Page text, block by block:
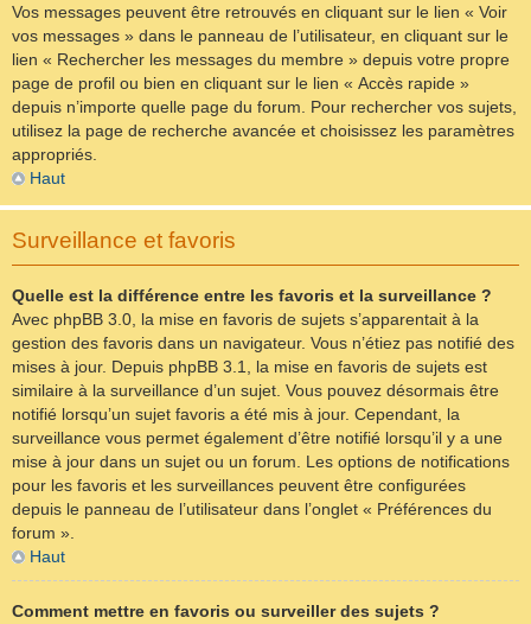
Vos messages peuvent être retrouvés en cliquant sur le lien « Voir
vos messages » dans le panneau de l’utilisateur, en cliquant sur le
lien « Rechercher les messages du membre » depuis votre propre
page de profil ou bien en cliquant sur le lien « Accès rapide »
depuis n’importe quelle page du forum. Pour rechercher vos sujets,
utilisez la page de recherche avancée et choisissez les paramètres
appropriés.
Haut
Surveillance et favoris
Quelle est la différence entre les favoris et la surveillance ?
Avec phpBB 3.0, la mise en favoris de sujets s’apparentait à la
gestion des favoris dans un navigateur. Vous n’étiez pas notifié des
mises à jour. Depuis phpBB 3.1, la mise en favoris de sujets est
similaire à la surveillance d’un sujet. Vous pouvez désormais être
notifié lorsqu’un sujet favoris a été mis à jour. Cependant, la
surveillance vous permet également d’être notifié lorsqu’il y a une
mise à jour dans un sujet ou un forum. Les options de notifications
pour les favoris et les surveillances peuvent être configurées
depuis le panneau de l’utilisateur dans l’onglet « Préférences du
forum ».
Haut
Comment mettre en favoris ou surveiller des sujets ?